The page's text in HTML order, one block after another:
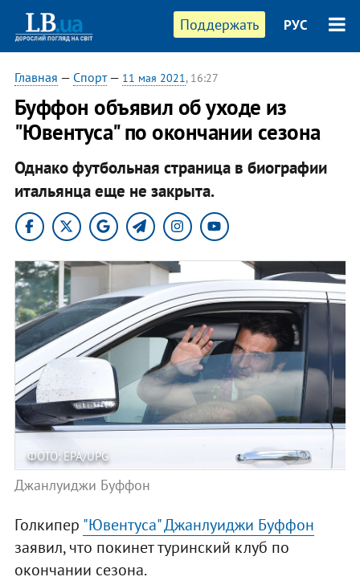
Поддержать РУС
Главная — Спорт— 11 мая 2021, 16:27
Буффон объявил об уходе из
"Ювентуса" по окончании сезона
Однако футбольная страница в биографии
итальянца еще не закрыта.
ФОТО: EPA/UPG
Джанлуиджи Буффон
Голкипер "Ювентуса" Джанлуиджи Буффон
заявил, что покинет туринский клуб по
окончании сезона.